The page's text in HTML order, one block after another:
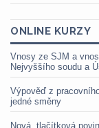
ONLINE KURZY
Vnosy ze SJM a
Nejvyššího soudu a
Výpověď z
jedné směny
Nová „tlačítková